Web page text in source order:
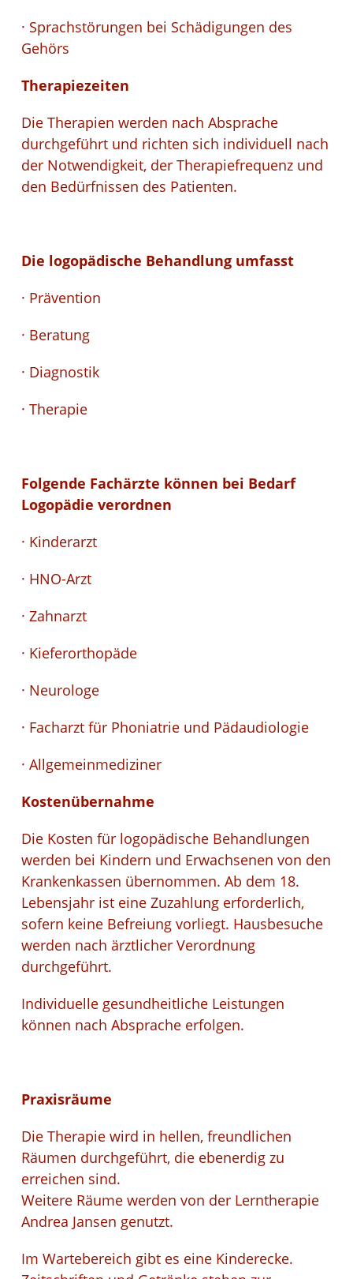
· Sprachstörungen bei Schädigungen des
Gehörs
Therapiezeiten
Die Therapien werden nach Absprache
durchgeführt und richten sich individuell nach
der Notwendigkeit, der Therapiefrequenz und
den Bedürfnissen des Patienten.
Die logopädische Behandlung umfasst
· Prävention
· Beratung
· Diagnostik
· Therapie
Folgende Fachärzte können bei Bedarf
Logopädie verordnen
· Kinderarzt
· HNO-Arzt
· Zahnarzt
· Kieferorthopäde
· Neurologe
· Facharzt für Phoniatrie und Pädaudiologie
· Allgemeinmediziner
Kostenübernahme
Die Kosten für logopädische Behandlungen
werden bei Kindern und Erwachsenen von den
Krankenkassen übernommen. Ab dem 18.
Lebensjahr ist eine Zuzahlung erforderlich,
sofern keine Befreiung vorliegt. Hausbesuche
werden nach ärztlicher Verordnung
durchgeführt.
Individuelle gesundheitliche Leistungen
können nach Absprache erfolgen.
Praxisräume
Die Therapie wird in hellen, freundlichen
Räumen durchgeführt, die ebenerdig zu
erreichen sind.
Weitere Räume werden von der Lerntherapie
Andrea Jansen genutzt.
Im Wartebereich gibt es eine Kinderecke.